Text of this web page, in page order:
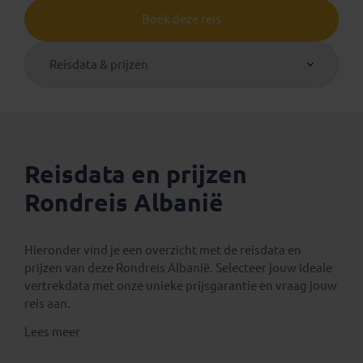
Boek deze reis
Reisdata & prijzen
Reisdata en prijzen
Rondreis Albanië
Hieronder vind je een overzicht met de reisdata en
prijzen van deze Rondreis Albanië. Selecteer jouw ideale
vertrekdata met onze unieke prijsgarantie en vraag jouw
reis aan.
Lees meer